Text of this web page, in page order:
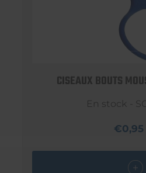
CISEAUX BOUTS
En stock -
€0,95